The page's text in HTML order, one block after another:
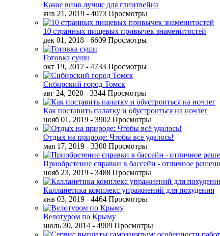
Какое вино лучше для глинтвейна
янв 21, 2019 - 4073 Просмотры
10 странных пищевых привычек знаменитостей
дек 01, 2018 - 6609 Просмотры
Готовка суши
окт 19, 2017 - 4733 Просмотры
Сибирский город Томск
авг 24, 2020 - 3344 Просмотры
Как поставить палатку и обустроиться на ночлег
нояб 01, 2019 - 3902 Просмотры
Отдых на природе: Чтобы всё удалось!
мая 17, 2019 - 3308 Просмотры
Приобретение справки в бассейн - отличное
нояб 23, 2019 - 3488 Просмотры
Калланетика комплекс упражнений для похудения
янв 03, 2019 - 4464 Просмотры
Велотуром по Крыму
июль 30, 2014 - 4909 Просмотры